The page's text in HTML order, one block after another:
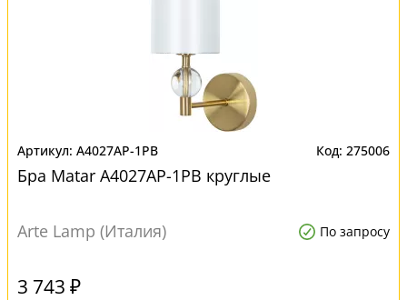
A4027AP-1PB 275006
Бра Matar A4027AP-1PB круглые
Arte Lamp (Италия) По запросу
3 743 ₽